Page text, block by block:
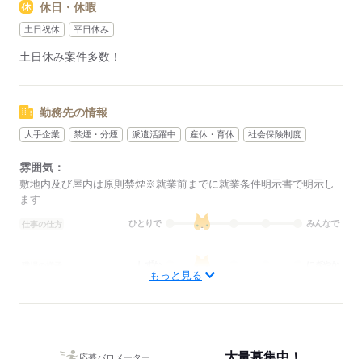
その際は、ご希望に沿う他のお仕事を並行してご案内致しま
す。
休日・休暇
土日祝休 平日休み
土日休み案件多数！
勤務先の情報
大手企業 禁煙・分煙 派遣活躍中 産休・育休 社会保険制度
雰囲気：
敷地内及び屋内は原則禁煙※就業前までに就業条件明示書で明示し
ます
仕事の仕方 ひとりで みんなで
もっと見る